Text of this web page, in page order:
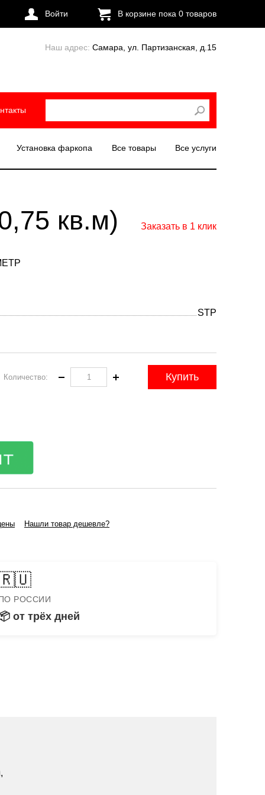
Войти В корзине пока 0 товаров
Наш адрес: Самара, ул. Партизанская, д.15
Установка фаркопа Все товары Все услуги
кв.м) Заказать в 1 клик
STP
Количество: Купить
Нашли товар дешевле?
РОССИИ
от трёх дней